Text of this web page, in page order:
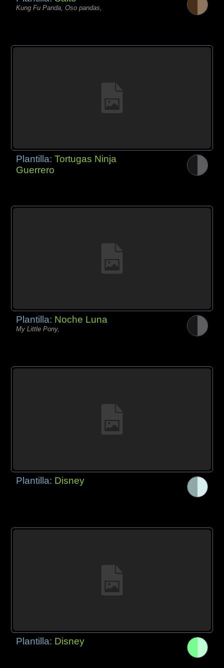
Kung Fu Panda, Oso pandas,
Plantilla:Tortugas Ninja
Guerrero
Plantilla: Noche Luna
My Little Pony,
Plantilla: Disney
Plantilla: Disney